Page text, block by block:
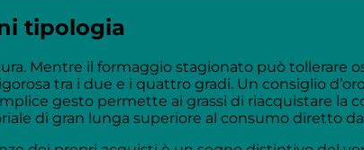
tipologia
Mentre il formaggio stagionato può tollerare
tra i due e i quattro gradi. Un consiglio
gesto permette ai grassi di riacquistare la
di gran lunga superiore al consumo diretto